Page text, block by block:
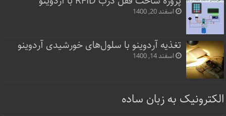
اسفند 20, 1400
تغذیه آردوینو با سلول‌های خورشیدی آردوینو
اسفند 14, 1400
الکترونیک به زبان ساده